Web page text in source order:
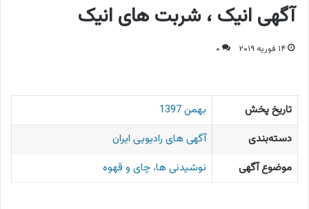
آگهی انیک ، شربت های انیک
۱۴ فوریه ۲۰۱۹ ۰
تاریخ پخش
بهمن 1397
دسته‌بندی
آگهی های رادیویی ایران
موضوع آگهی
نوشیدنی ها، چای و قهوه